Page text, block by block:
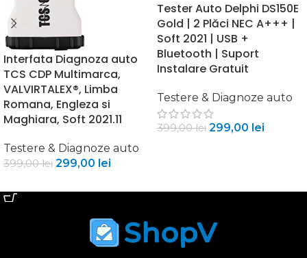
Interfata Diagnoza auto
TCS CDP Multimarca,
VALVIRTALEX®, Limba
Romana, Engleza si
Maghiara, Soft 2021.11
Testere & Diagnoze auto
399,00lei 299,00 lei
Tester Auto Delphi DS150E
Gold | 2 Plăci NEC A+++ |
Soft 2021 | USB +
Bluetooth | Suport
Instalare Gratuit
Testere & Diagnoze auto
399,00lei 299,00 lei